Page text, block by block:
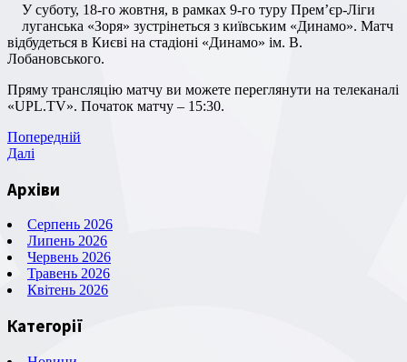
У суботу, 18-го жовтня, в рамках 9-го туру Прем’єр-Ліги
луганська «Зоря» зустрінеться з київським «Динамо». Матч
відбудеться в Києві на стадіоні «Динамо» ім. В.
Лобановського.
Пряму трансляцію матчу ви можете переглянути на телеканалі
«UPL.TV». Початок матчу – 15:30.
Навігація
записів
Попередній
запис
Попередній
Наступний
Далі
Архіви
Серпень 2026
Липень 2026
Червень 2026
Травень 2026
Квітень 2026
Категорії